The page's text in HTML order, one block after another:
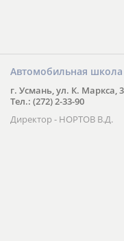
Автомобильная
г. Усмань, ул. К. Маркса,
Тел.: (272) 2-33-90
Директор - НОРТОВ В.Д.